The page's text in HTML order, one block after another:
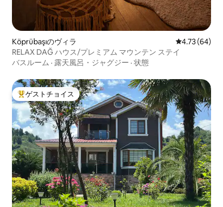
Köprübaşıのヴィラ レビュー64
4.73 (64)
RELAX DAĞ ハウス/プレミアム マウンテン ステイ
バスルーム · 露天風呂・ジャグジー · 状態
大好評のゲストチョイスです。
ゲストチョイス